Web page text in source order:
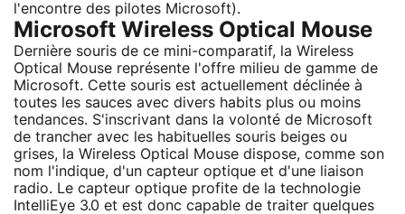
l'encontre des pilotes Microsoft).
Microsoft Wireless Optical Mouse
Dernière souris de ce mini-comparatif, la Wireless
Optical Mouse représente l'offre milieu de gamme de
Microsoft. Cette souris est actuellement déclinée à
toutes les sauces avec divers habits plus ou moins
tendances. S'inscrivant dans la volonté de Microsoft
de trancher avec les habituelles souris beiges ou
grises, la Wireless Optical Mouse dispose, comme son
nom l'indique, d'un capteur optique et d'une liaison
radio. Le capteur optique profite de la technologie
IntelliEye 3.0 et est donc capable de traiter quelques